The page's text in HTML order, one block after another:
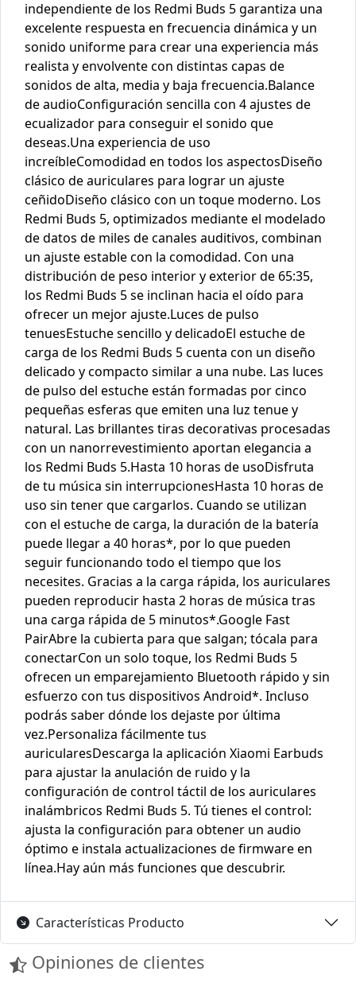
independiente de los Redmi Buds 5 garantiza una
excelente respuesta en frecuencia dinámica y un
sonido uniforme para crear una experiencia más
realista y envolvente con distintas capas de
sonidos de alta, media y baja frecuencia.Balance
de audioConfiguración sencilla con 4 ajustes de
ecualizador para conseguir el sonido que
deseas.Una experiencia de uso
increíbleComodidad en todos los aspectosDiseño
clásico de auriculares para lograr un ajuste
ceñidoDiseño clásico con un toque moderno. Los
Redmi Buds 5, optimizados mediante el modelado
de datos de miles de canales auditivos, combinan
un ajuste estable con la comodidad. Con una
distribución de peso interior y exterior de 65:35,
los Redmi Buds 5 se inclinan hacia el oído para
ofrecer un mejor ajuste.Luces de pulso
tenuesEstuche sencillo y delicadoEl estuche de
carga de los Redmi Buds 5 cuenta con un diseño
delicado y compacto similar a una nube. Las luces
de pulso del estuche están formadas por cinco
pequeñas esferas que emiten una luz tenue y
natural. Las brillantes tiras decorativas procesadas
con un nanorrevestimiento aportan elegancia a
los Redmi Buds 5.Hasta 10 horas de usoDisfruta
de tu música sin interrupcionesHasta 10 horas de
uso sin tener que cargarlos. Cuando se utilizan
con el estuche de carga, la duración de la batería
puede llegar a 40 horas*, por lo que pueden
seguir funcionando todo el tiempo que los
necesites. Gracias a la carga rápida, los auriculares
pueden reproducir hasta 2 horas de música tras
una carga rápida de 5 minutos*.Google Fast
PairAbre la cubierta para que salgan; tócala para
conectarCon un solo toque, los Redmi Buds 5
ofrecen un emparejamiento Bluetooth rápido y sin
esfuerzo con tus dispositivos Android*. Incluso
podrás saber dónde los dejaste por última
vez.Personaliza fácilmente tus
auricularesDescarga la aplicación Xiaomi Earbuds
para ajustar la anulación de ruido y la
configuración de control táctil de los auriculares
inalámbricos Redmi Buds 5. Tú tienes el control:
ajusta la configuración para obtener un audio
óptimo e instala actualizaciones de firmware en
línea.Hay aún más funciones que descubrir.
Características Producto
Opiniones de clientes